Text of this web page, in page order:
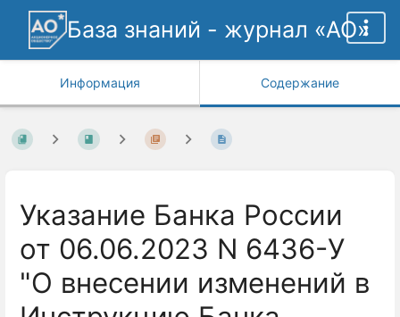
База знаний - журнал «АО»
Информация Содержание
Указание Банка России
от 06.06.2023 N 6436-У
"О внесении изменений в